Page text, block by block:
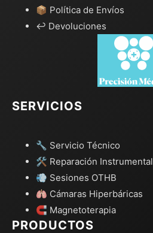
📦 Política de Envíos
↩️ Devoluciones
SERVICIOS
🔧 Servicio Técnico
🛠️ Reparación Instrumental
💨 Sesiones OTHB
🫁 Cámaras Hiperbáricas
🧲 Magnetoterapia
PRODUCTOS